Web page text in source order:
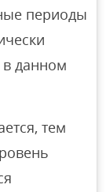
периоды
данном
тем